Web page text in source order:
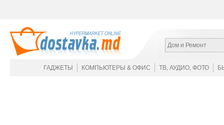
Дом и Ремонт
ГАДЖЕТЫ КОМПЬЮТЕРЫ & ОФИС ТВ, АУДИО, ФОТО